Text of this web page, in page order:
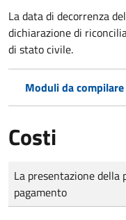
La data di decorrenza
dichiarazione di
di stato civile.
Moduli da
Costi
Tipo di pagamento
Importo
La presentazione della
pagamento